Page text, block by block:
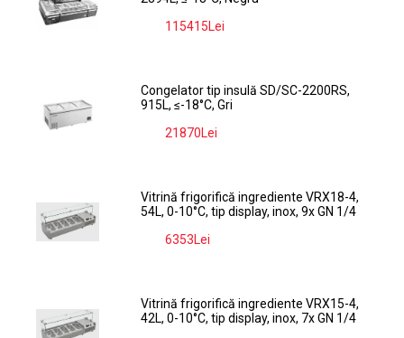
115415Lei
Congelator tip insulă SD/SC-2200RS,
915L, ≤-18°C, Gri
21870Lei
Vitrină frigorifică ingrediente VRX18-4,
54L, 0-10°C, tip display, inox, 9x GN 1/4
6353Lei
Vitrină frigorifică ingrediente VRX15-4,
42L, 0-10°C, tip display, inox, 7x GN 1/4